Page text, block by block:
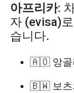
아프리카:
자 (evisa)
습니다.
🇦🇴 앙골
🇧🇼 보츠